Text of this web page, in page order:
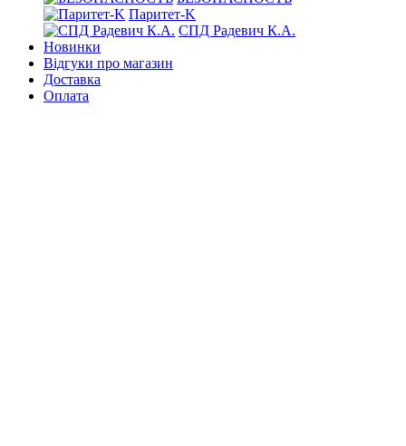
Паритет-K
СПД Радевич К.А.
Новинки
Відгуки про магазин
Доставка
Оплата